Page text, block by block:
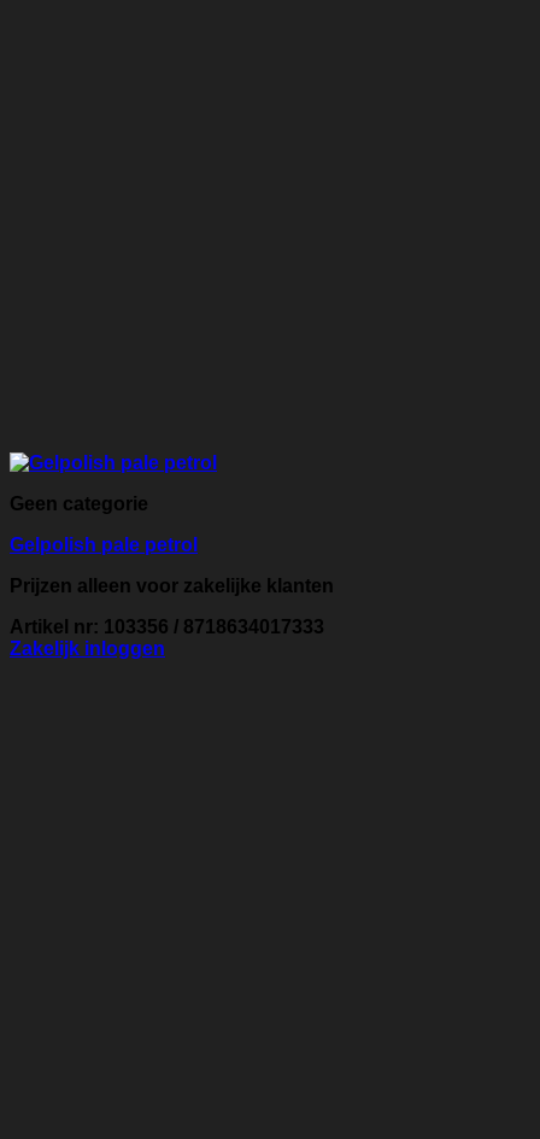
Geen categorie
Gelpolish pale petrol
Prijzen alleen voor zakelijke klanten
Artikel nr: 103356 / 8718634017333
Zakelijk inloggen